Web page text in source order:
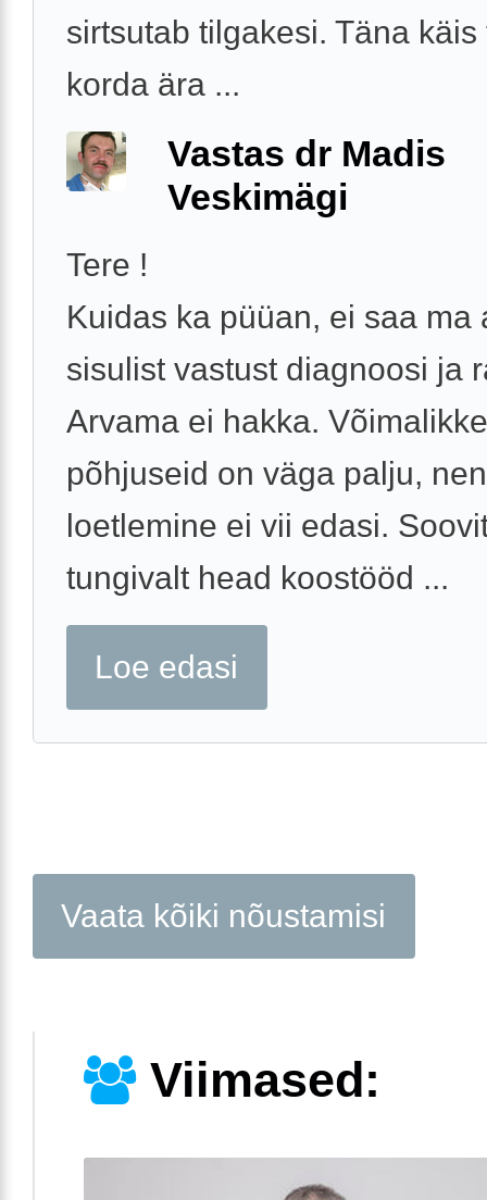
sirtsutab tilgakesi. Täna käis
korda ära ...
Vastas dr Madis
Veskimägi
Tere !
Kuidas ka püüan, ei saa ma
sisulist vastust diagnoosi ja
Arvama ei hakka. Võimalikke
põhjuseid on väga palju,
loetlemine ei vii edasi.
tungivalt head koostööd ...
Loe edasi
Vaata kõiki nõustamisi
Viimased: